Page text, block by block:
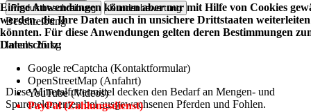
Produktbeschreibung
Kundenbewertung
Beschreibung
Inhalt: 25 kg
Diese Mineralfuttermittel decken den Bedarf an Mengen- und
Spurenelementen bei ausgewachsenen Pferden und Fohlen.
Einige Anwendungen können aber nur mit Hilfe von Cookies
werden, die Ihre Daten auch in unsichere Drittstaaten weiterleiten
könnten. Für diese Anwendungen gelten deren Bestimmungen
Datenschutz:
Google reCaptcha (Kontaktformular)
OpenStreetMap (Anfahrt)
YouTube (Videos)
PayPal (Zahlungsdienst)